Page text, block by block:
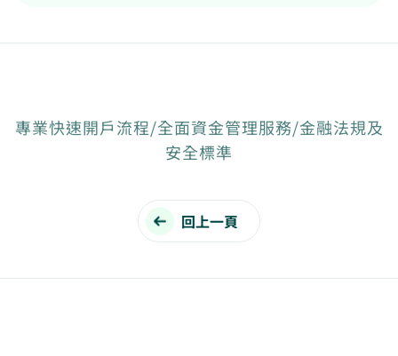
專業快速開戶流程/全面資金管理服務/金融法規及
安全標準
回上一頁